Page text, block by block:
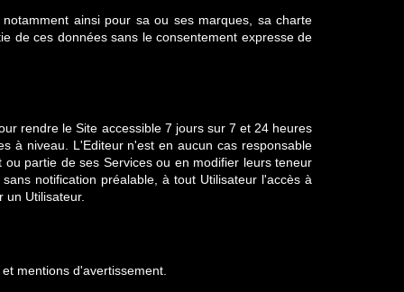
ainsi pour sa ou ses marques, sa charte
de ces données sans le consentement expresse de
rendre le Site accessible 7 jours sur 7 et 24 heures
à niveau. L'Editeur n'est en aucun cas responsable
partie de ses Services ou en modifier leurs teneur
notification préalable, à tout Utilisateur l'accès à
un Utilisateur.
mentions d'avertissement.